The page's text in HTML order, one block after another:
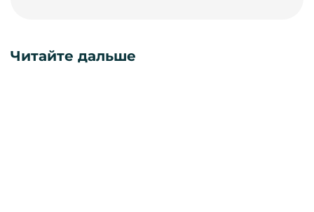
Читайте дальше